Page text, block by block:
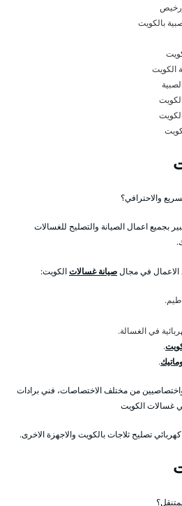
والاحترافي؟
بجميع اعمال الصيانة والتصليح للغسالات
الاعمال في مجالصيانة غسالاتالكويت:
في الغسالة.
.
.
من مختلف الاختصاصات، فني برادات
غسالات الكويت
تصليح ثلاجات بالكويت والاجهزة الاخرى.